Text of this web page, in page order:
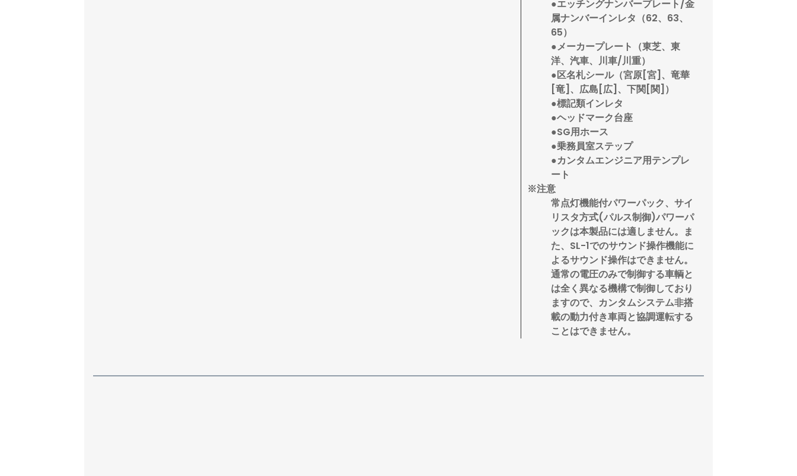
●エッチングナンバープレート/金
属ナンバーインレタ（62、63、
65）
●メーカープレート（東芝、東
洋、汽車、川車/川重）
●区名札シール（宮原[宮]、竜華
[竜]、広島[広]、下関[関]）
●標記類インレタ
●ヘッドマーク台座
●SG用ホース
●乗務員室ステップ
●カンタムエンジニア用テンプレ
ート
※注意
常点灯機能付パワーパック、サイ
リスタ方式(パルス制御)パワーパ
ックは本製品には適しません。ま
た、SL-1でのサウンド操作機能に
よるサウンド操作はできません。
通常の電圧のみで制御する車輌と
は全く異なる機構で制御しており
ますので、カンタムシステム非搭
載の動力付き車両と協調運転する
ことはできません。